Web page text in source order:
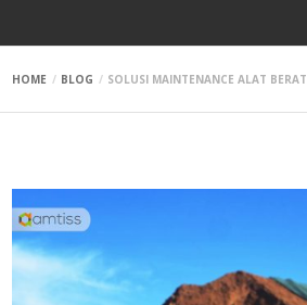
HOME BLOG SOLUSI MAINTENANCE ALAT BERAT